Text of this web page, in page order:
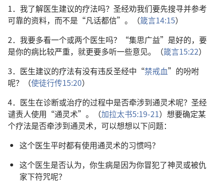
1．我了解医生建议的疗法吗？圣经劝我们要先搜寻并参考
可靠的资料，而不是“凡话都信”。（箴言14:15）
2．我要多看一个或两个医生吗？“集思广益”是好的，要
是你的病比较严重，就更要多听一些意见。（箴言15:22）
3．医生建议的疗法有没有违反圣经中“禁戒血”的吩咐
呢？（使徒行传15:20）
4．医生在诊断或治疗的过程中是否牵涉到通灵术呢？圣经
谴责人使用“通灵术”。（加拉太书5:19-21）想要确定某
个疗法是否牵涉到通灵术，可以想想以下问题：
这个医生平时都有使用通灵术的习惯吗？
这个医生是否认为，你生病是因为你冒犯了神灵或被仇
家下符咒呢？